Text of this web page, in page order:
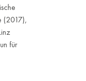
(2017),
für